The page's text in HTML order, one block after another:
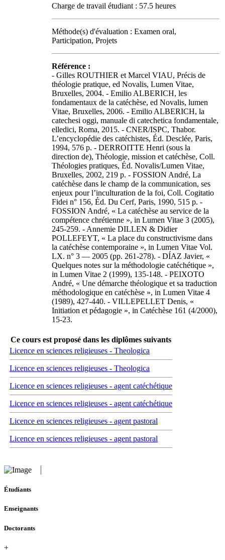
Charge de travail étudiant : 57.5 heures
Méthode(s) d'évaluation : Examen oral,
Participation, Projets
Référence :
- Gilles ROUTHIER et Marcel VIAU, Précis de
théologie pratique, ed Novalis, Lumen Vitae,
Bruxelles, 2004. - Emilio ALBERICH, les
fondamentaux de la catéchèse, ed Novalis, lumen
Vitae, Bruxelles, 2006. - Emilio ALBERICH, la
catechesi oggi, manuale di catechetica fondamentale,
elledici, Roma, 2015. - CNER/ISPC, Thabor.
L’encyclopédie des catéchistes, Éd. Desclée, Paris,
1994, 576 p. - DERROITTE Henri (sous la
direction de), Théologie, mission et catéchèse, Coll.
Théologies pratiques, Éd. Novalis/Lumen Vitae,
Bruxelles, 2002, 219 p. - FOSSION André, La
catéchèse dans le champ de la communication, ses
enjeux pour l’inculturation de la foi, Coll. Cogitatio
Fidei n° 156, Éd. Du Cerf, Paris, 1990, 515 p. -
FOSSION André, « La catéchèse au service de la
compétence chrétienne », in Lumen Vitae 3 (2005),
245-259. - Annemie DILLEN & Didier
POLLEFEYT, « La place du constructivisme dans
la catéchèse contemporaine », in Lumen Vitae Vol.
LX. n° 3 — 2005 (pp. 261-278). - DÍAZ Javier, «
Quelques notes sur la méthodologie catéchétique »,
in Lumen Vitae 2 (1999), 135-148. - PEIXOTO
André, « Une démarche théologique et sa traduction
méthodologique en catéchèse », in Lumen Vitae 4
(1989), 427-440. - VILLEPELLET Denis, «
Initiation et pédagogie », in Catéchèse 161 (4/2000),
15-23.
Ce cours est proposé dans les diplômes suivants
Licence en sciences religieuses - Theologica
Licence en sciences religieuses - Theologica
Licence en sciences religieuses - agent catéchétique
Licence en sciences religieuses - agent catéchétique
Licence en sciences religieuses - agent pastoral
Licence en sciences religieuses - agent pastoral
Étudiants
Enseignants
Doctorants
+